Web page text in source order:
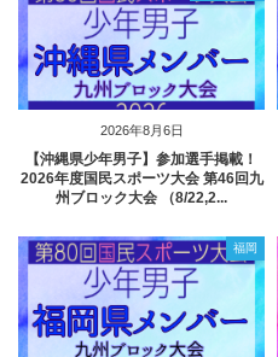
2026年8月6日
【沖縄県少年男子】参加選手掲載！
2026年度国民スポーツ大会 第46回九
州ブロック大会 （8/22,2...
福岡